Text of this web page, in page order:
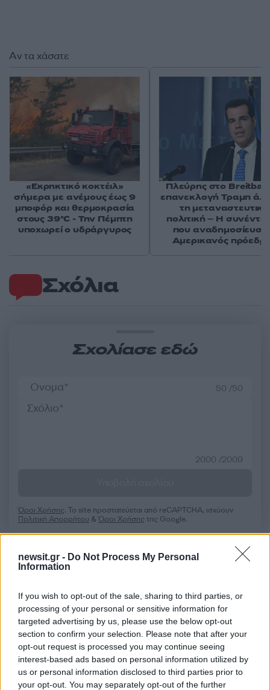
newsit.gr - Do Not Process My Personal
Information
If you wish to opt-out of the sale, sharing to third parties, or
processing of your personal or sensitive information for
targeted advertising by us, please use the below opt-out
section to confirm your selection. Please note that after your
opt-out request is processed you may continue seeing
interest-based ads based on personal information utilized by
us or personal information disclosed to third parties prior to
your opt-out. You may separately opt-out of the further
Σχόλια
Σχολίασε εδώ
50 /50
2000 /2000
Όροι Χρήσης. Το site προστατεύεται από reCAPTCHA, ισχύουν
Πολιτική Απορρήτου &Όροι Χρήσης της Google.
ΔΗΜΟΤΙΚΕΣ ΕΚΛΟΓΕΣ 2023
ΠΑΝΟΣ ΣΚΟΥΡΛΕΤΗΣ
Share:
Ακολουθήστε το Νewsit.gr στο Google Newsκαι
ενημερωθείτε πρώτοι για όλη την ειδησεογραφία και τα
τελευταία νέα της ημέρας
Αν τα χάσατε
«Εκρηκτικό κοκτέιλ»
σήμερα με ανέμους έως 9
μποφόρ και θερμοκρασία
στους 39°C - Την Πέμπτη
υποχωρεί ο υδράργυρος
Πλεύρης στο
επανεκλογή Τραμπ
τη μεταναστευτική
πολιτική – Η
που αναδημοσίευσε
Αμερικανός